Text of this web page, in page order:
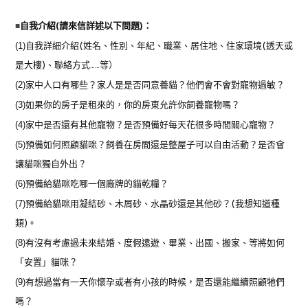
■自我介紹(請來信詳述以下問題)：
(1)自我詳細介紹(姓名、性別、年紀、職業、居住地、住家環境(透天或
是大樓)、聯絡方式……等）
(2)家中人口有哪些？家人是是否同意養貓？他們會不會對寵物過敏？
(3)如果你的房子是租來的，你的房東允許你飼養寵物嗎？
(4)家中是否還有其他寵物？是否預備好每天花很多時間關心寵物？
(5)預備如何照顧貓咪？飼養在房間還是整屋子可以自由活動？是否會
讓貓咪獨自外出？
(6)預備給貓咪吃哪一個廠牌的貓乾糧？
(7)預備給貓咪用凝結砂、木屑砂、水晶砂還是其他砂？(我想知道種
類)。
(8)有沒有考慮過未來結婚、度假遠遊、畢業、出國、搬家、等將如何
「安置」貓咪？
(9)有想過當有一天你懷孕或者有小孩的時候，是否還能繼續照顧牠們
嗎？